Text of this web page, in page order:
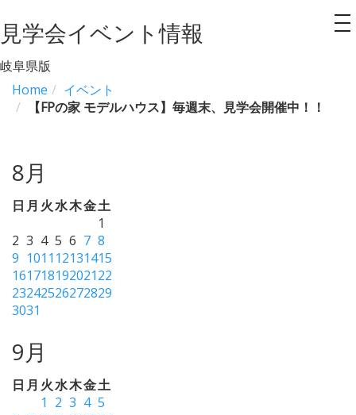
見学会イベント情報
岐阜県版
Home
イベント
【FPの家 モデルハウス】毎週末、見学会開催中！！
8月
日 月 火水木金土
1
2 3 4 5 6 7 8
9 1011 12131415
16171819202122
23242526272829
3031
9月
日 月 火水木金土
1 2 3 4 5